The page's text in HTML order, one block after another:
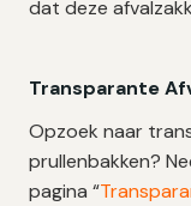
dat deze
Transparante
Opzoek naar
prullenbakken?
pagina “